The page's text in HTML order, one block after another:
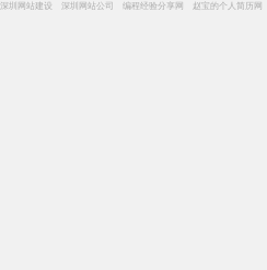
深圳网站建设
深圳网站公司 编程经验分享网 赵宝的个人简历网